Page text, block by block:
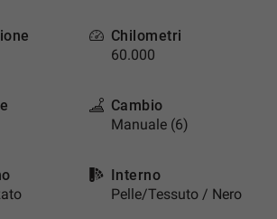
Chilometri
60.000
Cambio
Manuale (6)
Interno
Pelle/Tessuto / Nero